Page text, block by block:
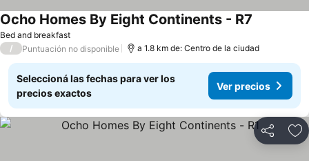
Bed and breakfast
Ocho Homes By Eight Continents - R7
/ Puntuación no disponible a 1.8 km de: Centro de la ciudad
Seleccioná las fechas para ver los
precios exactos
Ver precios
Compartir